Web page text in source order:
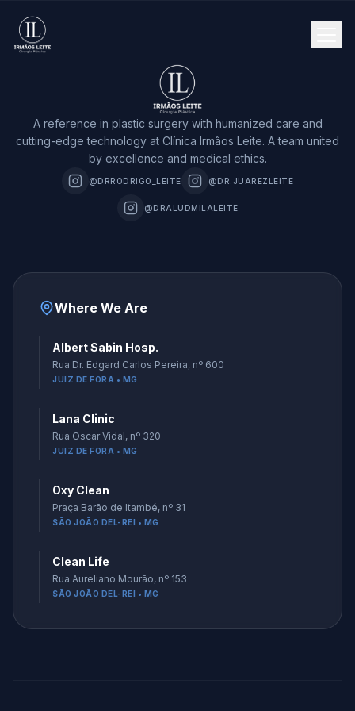
A reference in plastic surgery with humanized care and
cutting-edge technology at Clínica Irmãos Leite. A team united
by excellence and medical ethics.
@DRRODRIGO_LEITE @DR.JUAREZLEITE
@DRALUDMILALEITE
Where We Are
Albert Sabin Hosp.
Rua Dr. Edgard Carlos Pereira, nº 600
JUIZ DE FORA • MG
Lana Clinic
Rua Oscar Vidal, nº 320
JUIZ DE FORA • MG
Oxy Clean
Praça Barão de Itambé, nº 31
SÃO JOÃO DEL-REI • MG
Clean Life
Rua Aureliano Mourão, nº 153
SÃO JOÃO DEL-REI • MG